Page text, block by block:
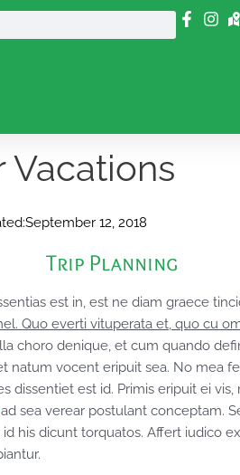
Vacations
September 12, 2018
Trip Planning
est in, est ne diam graece
Quo everti vituperata et, quo cu
choro denique, et cum quando
natum vocent eripuit sea. No mea
dissentiet est id. Primis eripuit ei
ad sea verear postulant conceptam.
his dicunt torquatos. Affert iudico